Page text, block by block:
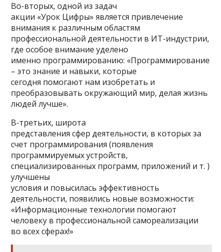
Во-вторых, одной из задач
акции «Урок Цифры» является привлечение
внимания к различным областям
профессиональной деятельности в ИТ-индустрии,
где особое внимание уделено
именно программированию: «Программирование
– это знание и навыки, которые
сегодня помогают нам изобретать и
преобразовывать окружающий мир, делая жизнь
людей лучше».
В-третьих, широта
представления сфер деятельности, в которых за
счет программирования (появления
программируемых устройств,
специализированных программ, приложений и т. )
улучшены
условия и повысилась эффективность
деятельности, появились новые возможности:
«Информационные технологии помогают
человеку в профессиональной самореализации
во всех сферах!»